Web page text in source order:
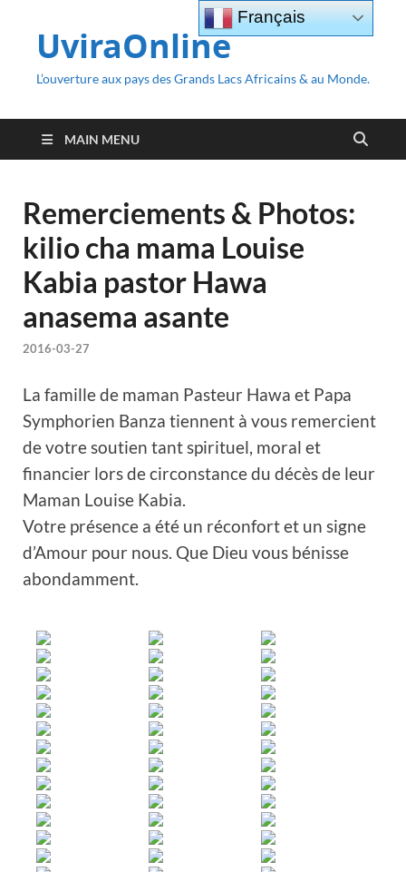
UviraOnline
L’ouverture aux pays des Grands Lacs Africains & au Monde.
MAIN MENU
Remerciements & Photos:
kilio cha mama Louise
Kabia pastor Hawa
anasema asante
2016-03-27
La famille de maman Pasteur Hawa et Papa
Symphorien Banza tiennent à vous remercient
de votre soutien tant spirituel, moral et
financier lors de circonstance du décès de leur
Maman Louise Kabia.
Votre présence a été un réconfort et un signe
d’Amour pour nous. Que Dieu vous bénisse
abondamment.
Français